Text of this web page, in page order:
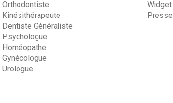
Orthodontiste
Kinésithérapeute
Dentiste Généraliste
Psychologue
Homéopathe
Gynécologue
Urologue
Widget
Presse